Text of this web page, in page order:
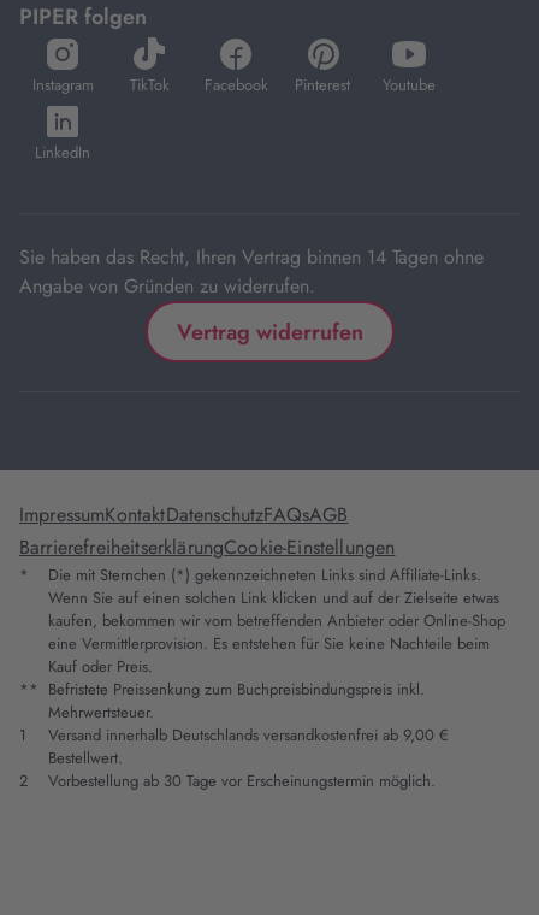
PIPER folgen
Instagram
öffnet
in
neuem
Tab
TikTok
öffnet
in
Facebook
öffnet
in
Pinterest
öffnet
in
Youtube
öffnet
in
LinkedIn
öffnet
in
Sie haben das Recht, Ihren Vertrag binnen 14 Tagen ohne
Angabe von Gründen zu widerrufen.
Vertrag widerrufen
ImpressumKontaktDatenschutzFAQsAGB
BarrierefreiheitserklärungCookie-Einstellungen
*
Die mit Sternchen (*) gekennzeichneten Links sind Affiliate-Links.
Wenn Sie auf einen solchen Link klicken und auf der Zielseite etwas
kaufen, bekommen wir vom betreffenden Anbieter oder Online-Shop
eine Vermittlerprovision. Es entstehen für Sie keine Nachteile beim
Kauf oder Preis.
** Befristete Preissenkung zum Buchpreisbindungspreis inkl.
Mehrwertsteuer.
1
Versand innerhalb Deutschlands versandkostenfrei ab 9,00 €
Bestellwert.
2
Vorbestellung ab 30 Tage vor Erscheinungstermin möglich.